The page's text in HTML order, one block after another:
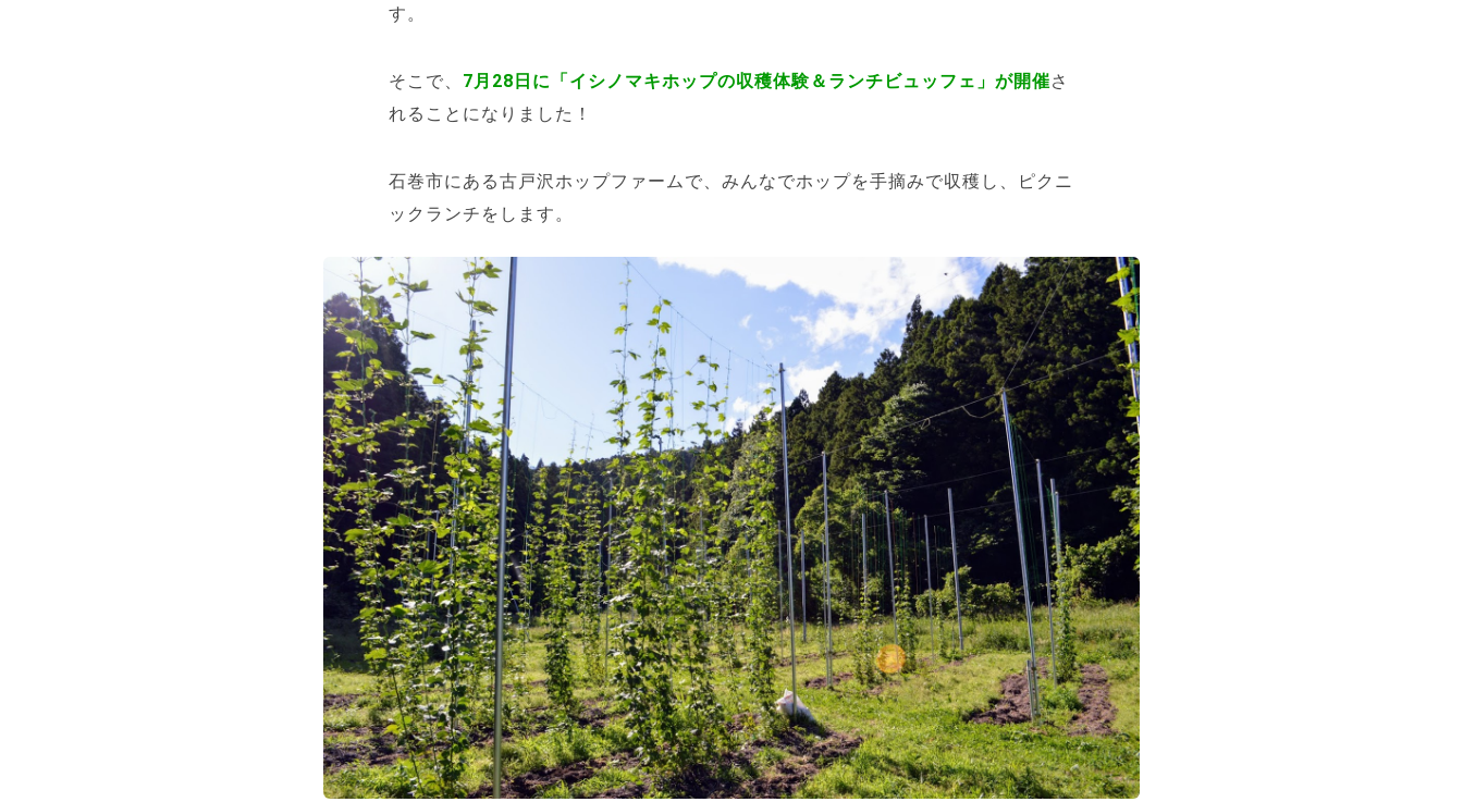
す。
そこで、 7月28日に「イシノマキホップの収穫体験＆ランチビュッフェ」が開催さ
れることになりました！
石巻市にある古戸沢ホップファームで、みんなでホップを手摘みで収穫し、ピクニ
ックランチをします。